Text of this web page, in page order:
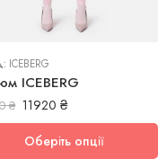
ICEBERG
ICEBERG
₴ 11920 ₴
Оберіть опції